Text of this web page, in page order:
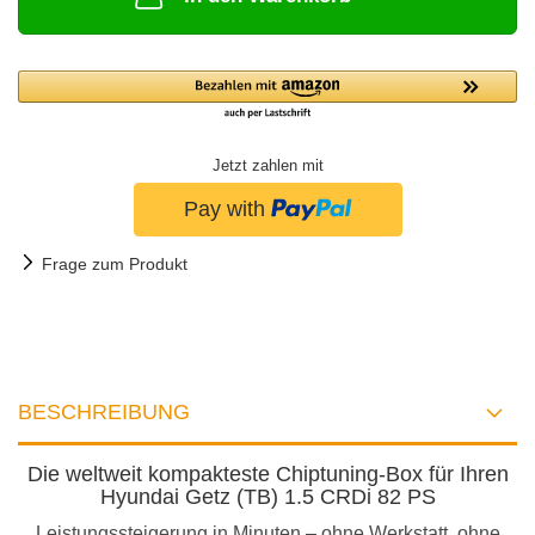
Jetzt zahlen mit
Frage zum Produkt
BESCHREIBUNG
Die weltweit kompakteste Chiptuning-Box für Ihren
Hyundai Getz (TB) 1.5 CRDi 82 PS